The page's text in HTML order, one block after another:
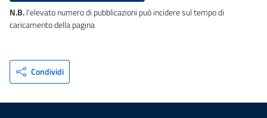
N.B.l'elevato numero di pubblicazioni può incidere sul tempo di
caricamento della pagina
Condividi